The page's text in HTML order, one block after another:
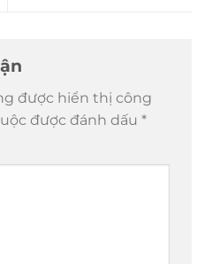
được hiển thị công
được đánh dấu *